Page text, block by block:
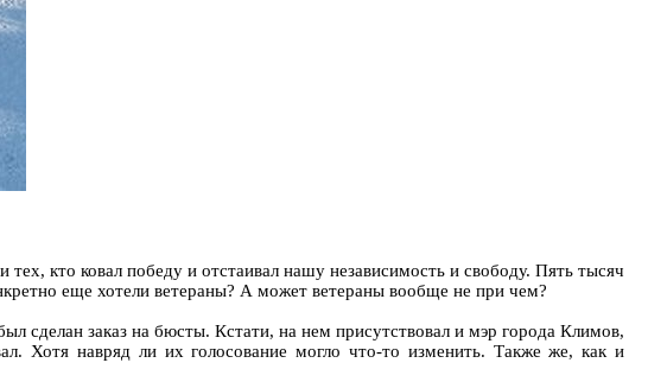
кто ковал победу и отстаивал нашу независимость и свободу. Пять тысяч
еще хотели ветераны? А может ветераны вообще не при чем?
сделан заказ на бюсты. Кстати, на нем присутствовал и мэр города Климов,
Хотя навряд ли их голосование могло что-то изменить. Также же, как и